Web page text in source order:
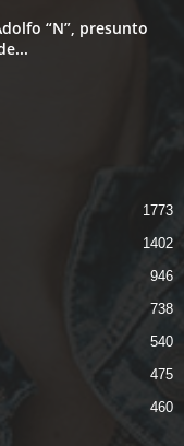
“N”, presunto
1773
1402
946
738
540
475
460